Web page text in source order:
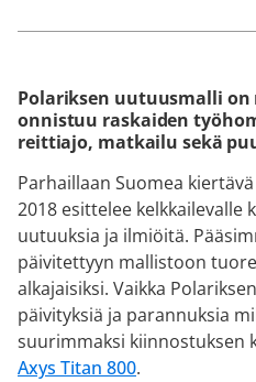
Polariksen uutuusmalli
onnistuu raskaiden
reittiajo, matkailu sekä
Parhaillaan Suomea
2018 esittelee kelkkailevalle
uutuuksia ja ilmiöitä.
päivitettyyn mallistoon
alkajaisiksi. Vaikka
päivityksiä ja parannuksia
suurimmaksi kiinnostuksen
Axys Titan 800.